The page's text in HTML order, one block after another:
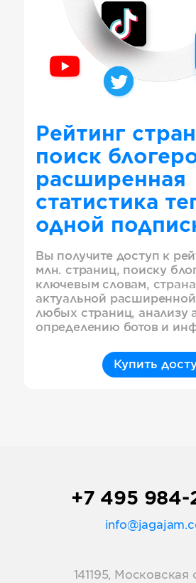
Рейтинг
поиск
расширенная
статистика
одной
Вы получите доступ к
млн. страниц, поиску
ключевым словам,
актуальной расширенной
любых страниц, анализу
определению ботов и
Купить
+7 495 984-
141195, Московская